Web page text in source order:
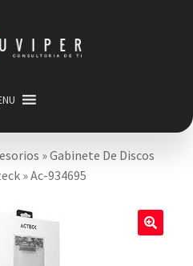
Expandir
cuenta
»Gabinete De Discos
»Ac-934695